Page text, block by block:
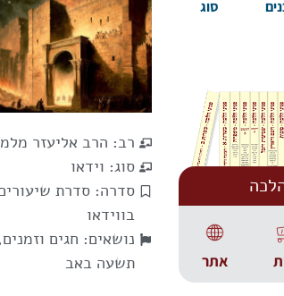
סוג
אתר
רב: הרב אליעזר
סוג: וידאו
סדרה: סדרת
בווידאו
נושאים: חגים וזמנים,
תשעה באב